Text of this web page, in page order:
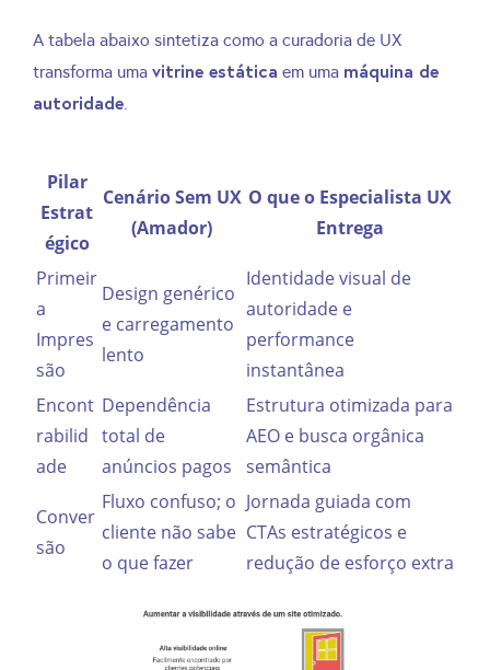
A tabela abaixo sintetiza como a curadoria de UX
transforma uma vitrine estática em uma máquina de
autoridade.
Pilar
Estrat
égico
Cenário Sem UX
(Amador)
O que o Especialista UX
Entrega
Primeir
a
Impres
são
Design genérico
e carregamento
lento
Identidade visual de
autoridade e
performance
instantânea
Encont
rabilid
ade
Dependência
total de
anúncios pagos
Estrutura otimizada para
AEO e busca orgânica
semântica
Conver
são
Fluxo confuso; o
cliente não sabe
o que fazer
Jornada guiada com
CTAs estratégicos e
redução de esforço extra